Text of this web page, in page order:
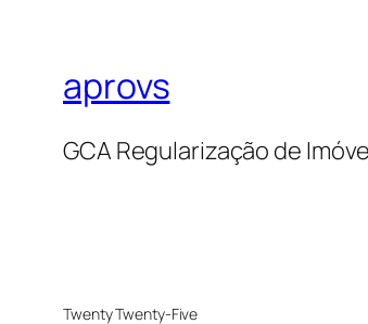
aprovs
GCA Regularização de
Twenty Twenty-Five